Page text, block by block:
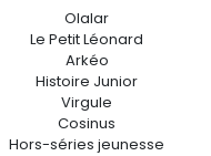
Olalar
Le Petit Léonard
Arkéo
Histoire Junior
Virgule
Cosinus
Hors-séries jeunesse